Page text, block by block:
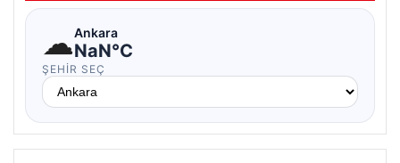
☁Ankara
NaN°C
ŞEHIR SEÇ